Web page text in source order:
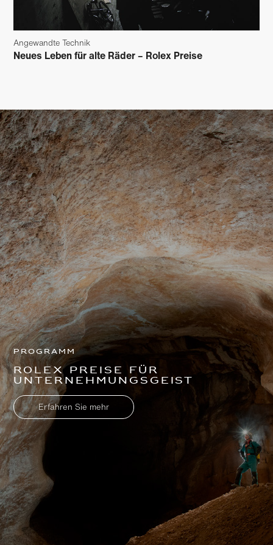
Angewandte Technik
Neues Leben für alte Räder – Rolex Preise
Programm
Rolex Preise für
Unternehmungsgeist
Erfahren Sie mehr